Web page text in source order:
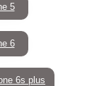
5
6
6s plus